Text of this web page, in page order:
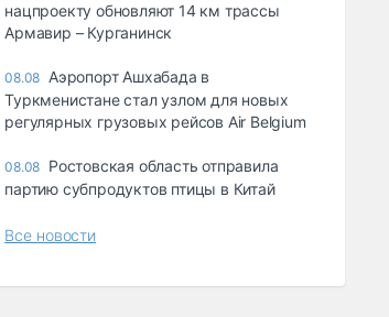
нацпроекту обновляют 14 км трассы
Армавир – Курганинск
08.08 Аэропорт Ашхабада в
Туркменистане стал узлом для новых
регулярных грузовых рейсов Air Belgium
08.08 Ростовская область отправила
партию субпродуктов птицы в Китай
Все новости